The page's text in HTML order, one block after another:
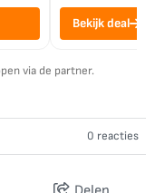
Bekijk deal
via de partner.
0 reacties